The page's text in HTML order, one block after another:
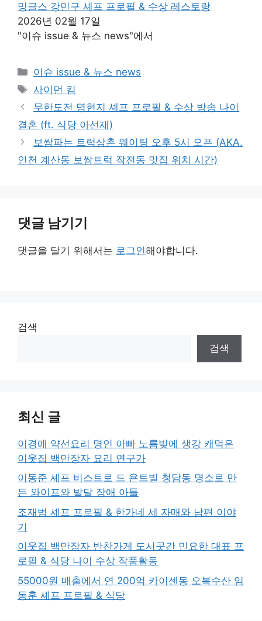
밍글스 강민구 셰프 프로필 & 수상 레스토랑
2026년 02월 17일
"이슈 issue & 뉴스 news"에서
카
테
리
이슈 issue & 뉴스 news
태
그
사이먼 킴
무한도전 명현지 셰프 프로필 & 수상 방송 나이
결혼 (ft. 식당 아선재)
보쌈파는 트럭삼촌 웨이팅 오후 5시 오픈 (AKA.
인천 계산동 보쌈트럭 작전동 맛집 위치 시간)
댓글 남기기
댓글을 달기 위해서는 로그인해야합니다.
검색
검색
최신 글
이경애 약선요리 명인 아빠 노름빚에 생강 캐먹은
이웃집 백만장자 요리 연구가
이동준 셰프 비스트로 드 욘트빌 청담동 명소로 만
든 와이프와 발달 장애 아들
조재범 셰프 프로필 & 한가네 세 자매와 남편 이야
기
이웃집 백만장자 반찬가게 도시곳간 민요한 대표 프
로필 & 식당 나이 수상 작품활동
55000원 매출에서 연 200억 카이센동 오복수산 임
동훈 셰프 프로필 & 식당